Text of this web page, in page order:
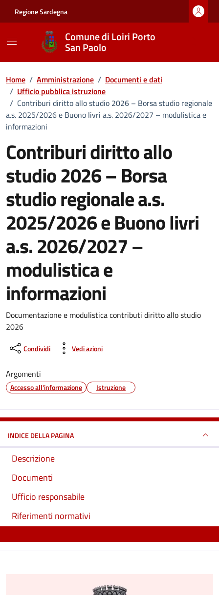
Regione Sardegna
Comune di Loiri Porto
San Paolo
Home / Amministrazione / Documenti e dati
/ Ufficio pubblica istruzione
/ Contriburi diritto allo studio 2026 – Borsa studio regionale
a.s. 2025/2026 e Buono livri a.s. 2026/2027 – modulistica e
informazioni
Contriburi diritto allo
studio 2026 – Borsa
studio regionale a.s.
2025/2026 e Buono livri
a.s. 2026/2027 –
modulistica e
informazioni
Dettagli del documento
Documentazione e modulistica contributi diritto allo studio
2026
Condividi Vedi azioni
Argomenti
Accesso all'informazione Istruzione
INDICE DELLA PAGINA
Descrizione
Documenti
Ufficio responsabile
Riferimenti normativi